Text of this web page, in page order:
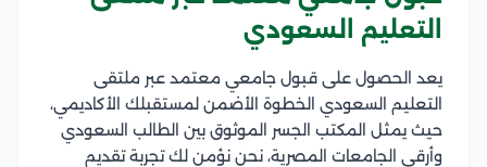
التعليم السعودي
يعد الحصول على قبول جامعي معتمد عبر ملتقى
التعليم السعودي الخطوة الأضمن لمستقبلك الأكاديمي،
حيث يمثل المكتب الجسر الموثوق بين الطالب السعودي
وأرقى الجامعات المصرية، نحن نؤمن لك تجربة تقديم